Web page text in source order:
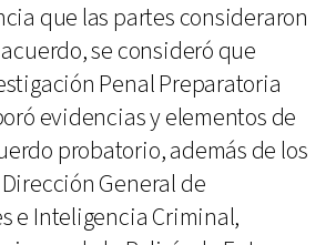
que las partes consideraron
se consideró que
Penal Preparatoria
evidencias y elementos de
probatorio, además de los
General de
e Inteligencia Criminal,